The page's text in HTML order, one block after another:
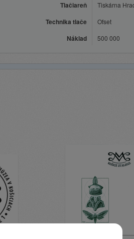
Tlačiareň Tiskárna
Technika tlače Ofset
Náklad 500 000